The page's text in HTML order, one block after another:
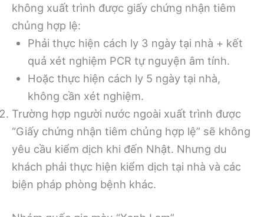
không xuất trình được giấy chứng nhận tiêm
chủng hợp lệ:
Phải thực hiện cách ly 3 ngày tại nhà + kết
quả xét nghiệm PCR tự nguyện âm tính.
Hoặc thực hiện cách ly 5 ngày tại nhà,
không cần xét nghiệm.
Trường hợp người nước ngoài xuất trình được
“Giấy chứng nhận tiêm chủng hợp lệ” sẽ không
yêu cầu kiểm dịch khi đến Nhật. Nhưng du
khách phải thực hiện kiểm dịch tại nhà và các
biện pháp phòng bệnh khác.